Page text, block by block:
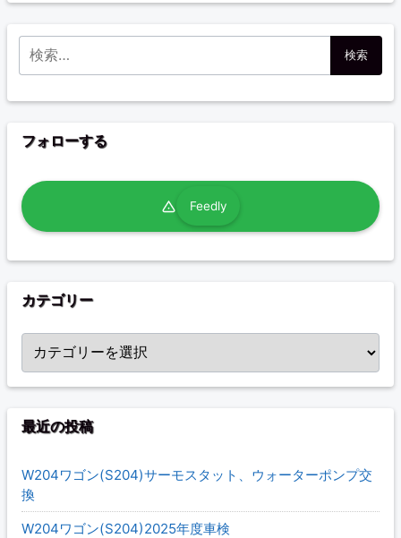
検索:
フォローする
Feedly
カテゴリー
カテゴリー
最近の投稿
W204ワゴン(S204)サーモスタット、ウォーターポンプ交
換
W204ワゴン(S204)2025年度車検